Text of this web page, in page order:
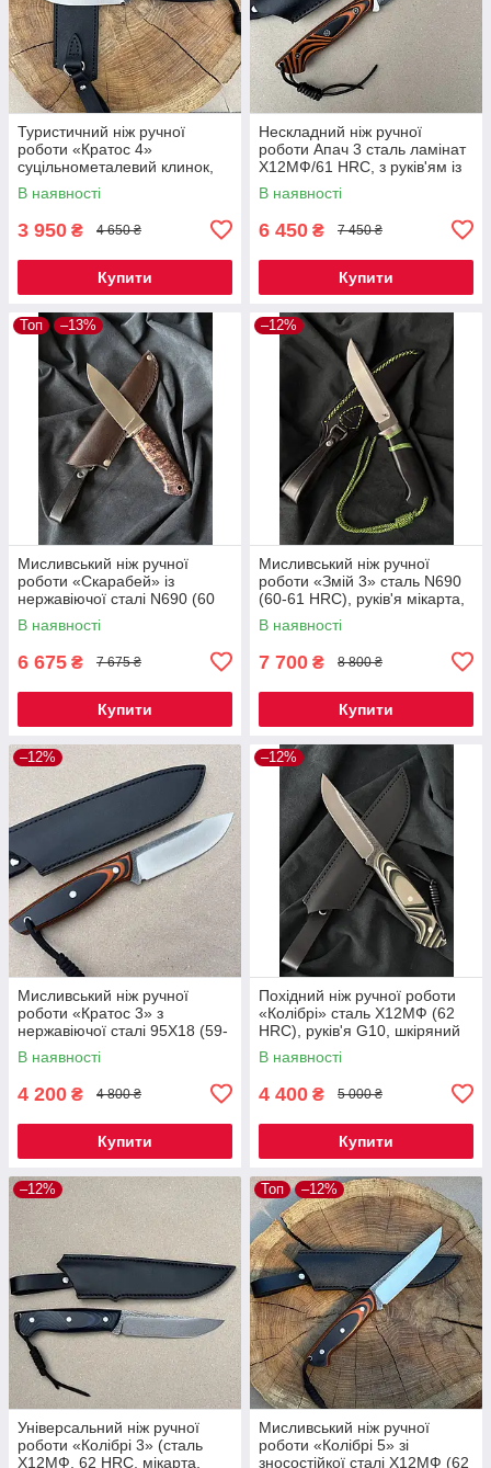
Туристичний ніж ручної
роботи «Кратос 4»
суцільнометалевий клинок,
сталь 50Х14МФ (57-58 HRC),
руків'я мікарта, чохол шкіра
В наявності
3 950 ₴ 4 650 ₴
Купити
Нескладний ніж ручної
роботи Апач 3 сталь ламінат
Х12МФ/61 HRC, з руків'ям із
мікарти плюс шкіряний чохол
в комплекті
В наявності
6 450 ₴ 7 450 ₴
Купити
Топ –13%
Мисливський ніж ручної
роботи «Скарабей» із
нержавіючої сталі N690 (60
HRC), руківʼя зі стабілізованої
деревини, шкіряний чохол
В наявності
6 675 ₴ 7 675 ₴
Купити
–12%
Мисливський ніж ручної
роботи «Змій 3» сталь N690
(60-61 HRC), руків'я мікарта,
шкіряний чохол
В наявності
7 700 ₴ 8 800 ₴
Купити
–12%
Мисливський ніж ручної
роботи «Кратос 3» з
нержавіючої сталі 95Х18 (59-
60 HRC), руків'я G10,
шкіряний чохол
В наявності
4 200 ₴ 4 800 ₴
Купити
–12%
Похідний ніж ручної роботи
«Колібрі» сталь Х12МФ (62
HRC), руків'я G10, шкіряний
чохол
В наявності
4 400 ₴ 5 000 ₴
Купити
–12%
Універсальний ніж ручної
роботи «Колібрі 3» (сталь
Х12МФ, 62 HRC, мікарта,
Топ –12%
Мисливський ніж ручної
роботи «Колібрі 5» зі
зносостійкої сталі Х12МФ (62